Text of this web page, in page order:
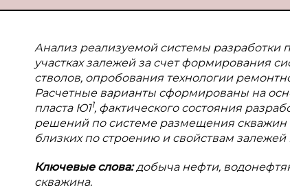
Анализ реализуемой системы разработки
участках залежей за счет формирования
стволов, опробования технологии
Расчетные варианты сформированы на
пласта Ю11, фактического состояния
решений по системе размещения скважин
близких по строению и свойствам
Ключевые слова:добыча нефти,
скважина.